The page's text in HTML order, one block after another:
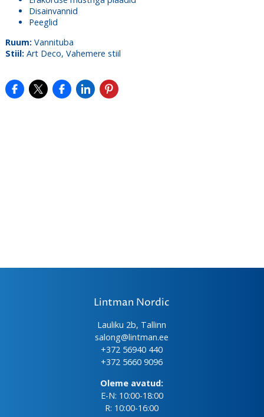
Disainvannid
Peeglid
Ruum:Vannituba
Stiil:Art Deco, Vahemere stiil
Lintman Nordic
Lauliku 2b, Tallinn
salong@lintman.ee
+372 56940 440
+372 5660 9096
Oleme avatud:
E-N: 10:00-18:00
R: 10:00-16:00